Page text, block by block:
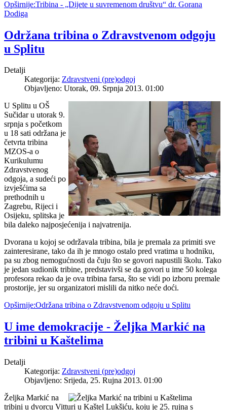
Opširnije:Tribina - „Dijete u suvremenom društvu“ dr. Gorana
Dodiga
Održana tribina o Zdravstvenom odgoju
u Splitu
Detalji
Kategorija: Zdravstveni (pre)odgoj
Objavljeno: Utorak, 09. Srpnja 2013. 01:00
U Splitu u OŠ
Sučidar u utorak 9.
srpnja s početkom
u 18 sati održana je
četvrta tribina
MZOS-a o
Kurikulumu
Zdravstvenog
odgoja, a sudeći po
izvješćima sa
prethodnih u
Zagrebu, Rijeci i
Osijeku, splitska je
bila daleko najposjećenija i najvatrenija.
Dvorana u kojoj se održavala tribina, bila je premala za primiti sve
zainteresirane, tako da ih je mnogo ostalo pred vratima u hodniku,
pa su zbog nemogućnosti da čuju što se govori napustili školu. Tako
je jedan sudionik tribine, predstavivši se da govori u ime 50 kolega
profesora rekao da je ova tribina farsa, što se vidi po izboru premale
prostorije, jer su organizatori mislili da nitko neće doći.
Opširnije:Održana tribina o Zdravstvenom odgoju u Splitu
U ime demokracije - Željka Markić na
tribini u Kaštelima
Detalji
Kategorija: Zdravstveni (pre)odgoj
Objavljeno: Srijeda, 25. Rujna 2013. 01:00
Željka Markić na
tribini u dvorcu Vitturi u Kaštel Lukšiću, koju je 25. rujna s